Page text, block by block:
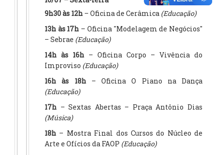
9h30 às 12h – Oficina de Cerâmica (Educação)
13h às 17h – Oficina "Modelagem de Negócios"
– Sebrae (Educação)
14h às 16h – Oficina Corpo – Vivência do
Improviso (Educação)
16h às 18h– Oficina O Piano na Dança
(Educação)
17h – Sextas Abertas – Praça Antônio Dias
(Música)
18h – Mostra Final dos Cursos do Núcleo de
Arte e Ofícios da FAOP (Educação)